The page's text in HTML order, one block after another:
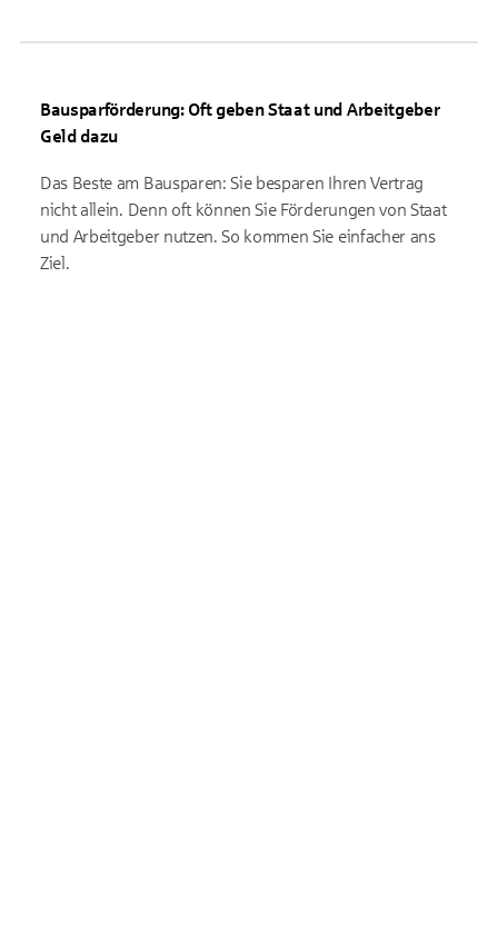
Bausparförderung: Oft geben Staat und Arbeitgeber
Geld dazu
Das Beste am Bausparen: Sie besparen Ihren Vertrag
nicht allein. Denn oft können Sie Förderungen von Staat
und Arbeitgeber nutzen. So kommen Sie einfacher ans
Ziel.